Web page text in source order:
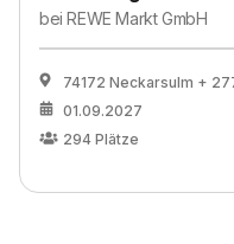
beiREWE Markt GmbH
74172 Neckarsulm +
01.09.2027
294 Plätze